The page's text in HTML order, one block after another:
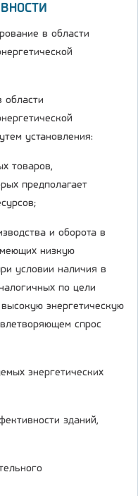
в области
области
установления:
товаров,
предполагает
и оборота в
низкую
условии наличия в
по цели
энергетическую
спрос
энергетических
зданий,